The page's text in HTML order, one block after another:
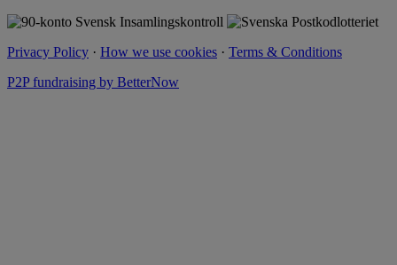
Privacy Policy · How we use cookies · Terms & Conditions
P2P fundraising by BetterNow